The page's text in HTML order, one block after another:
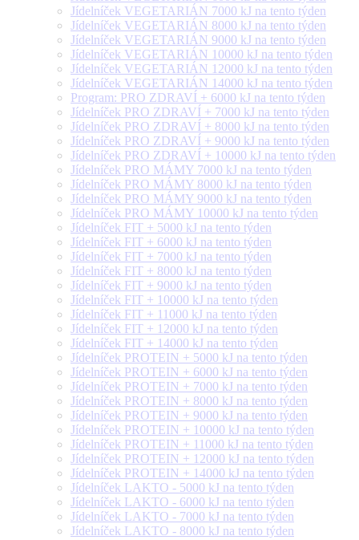
Jídelníček VEGETARIÁN 7000 kJ na tento týden
Jídelníček VEGETARIÁN 8000 kJ na tento týden
Jídelníček VEGETARIÁN 9000 kJ na tento týden
Jídelníček VEGETARIÁN 10000 kJ na tento týden
Jídelníček VEGETARIÁN 12000 kJ na tento týden
Jídelníček VEGETARIÁN 14000 kJ na tento týden
Program: PRO ZDRAVÍ + 6000 kJ na tento týden
Jídelníček PRO ZDRAVÍ + 7000 kJ na tento týden
Jídelníček PRO ZDRAVÍ + 8000 kJ na tento týden
Jídelníček PRO ZDRAVÍ + 9000 kJ na tento týden
Jídelníček PRO ZDRAVÍ + 10000 kJ na tento týden
Jídelníček PRO MÁMY 7000 kJ na tento týden
Jídelníček PRO MÁMY 8000 kJ na tento týden
Jídelníček PRO MÁMY 9000 kJ na tento týden
Jídelníček PRO MÁMY 10000 kJ na tento týden
Jídelníček FIT + 5000 kJ na tento týden
Jídelníček FIT + 6000 kJ na tento týden
Jídelníček FIT + 7000 kJ na tento týden
Jídelníček FIT + 8000 kJ na tento týden
Jídelníček FIT + 9000 kJ na tento týden
Jídelníček FIT + 10000 kJ na tento týden
Jídelníček FIT + 11000 kJ na tento týden
Jídelníček FIT + 12000 kJ na tento týden
Jídelníček FIT + 14000 kJ na tento týden
Jídelníček PROTEIN + 5000 kJ na tento týden
Jídelníček PROTEIN + 6000 kJ na tento týden
Jídelníček PROTEIN + 7000 kJ na tento týden
Jídelníček PROTEIN + 8000 kJ na tento týden
Jídelníček PROTEIN + 9000 kJ na tento týden
Jídelníček PROTEIN + 10000 kJ na tento týden
Jídelníček PROTEIN + 11000 kJ na tento týden
Jídelníček PROTEIN + 12000 kJ na tento týden
Jídelníček PROTEIN + 14000 kJ na tento týden
Jídelníček LAKTO - 5000 kJ na tento týden
Jídelníček LAKTO - 6000 kJ na tento týden
Jídelníček LAKTO - 7000 kJ na tento týden
Jídelníček LAKTO - 8000 kJ na tento týden